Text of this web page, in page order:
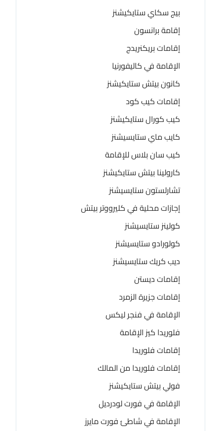
بيج سكاي ستايكيشنز
إقامة برانسون
إقامات بريكنريدج
الإقامة في كاليفورنيا
كانون بيتش ستايكيشنز
إقامات كيب كود
كيب كورال ستايكيشنز
كايب ماي ستايسيشنز
كيب سان بلاس للإقامة
كارولينا بيتش ستايكيشنز
تشارلستون ستايسيشنز
إجازات محلية في كليرووتر بيتش
كولينز ستايسيشنز
كولورادو ستايسيشنز
ديب كريك ستايسيشنز
إقامات ديستن
إقامات جزيرة الزمرد
الإقامة في فنجر ليكس
فلوريدا كيز الإقامة
إقامات فلوريدا
إقامات فلوريدا من المالك
فولي بيتش ستايكيشنز
الإقامة في فورت لودرديل
الإقامة في شاطئ فورت مايرز